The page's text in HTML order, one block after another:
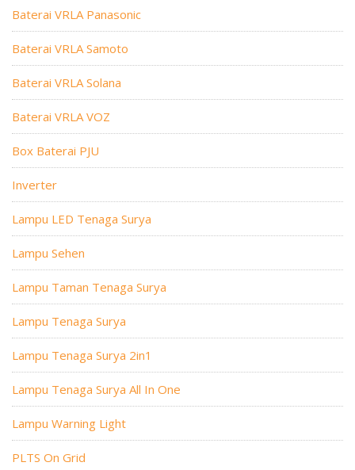
Baterai VRLA Panasonic
Baterai VRLA Samoto
Baterai VRLA Solana
Baterai VRLA VOZ
Box Baterai PJU
Inverter
Lampu LED Tenaga Surya
Lampu Sehen
Lampu Taman Tenaga Surya
Lampu Tenaga Surya
Lampu Tenaga Surya 2in1
Lampu Tenaga Surya All In One
Lampu Warning Light
PLTS On Grid